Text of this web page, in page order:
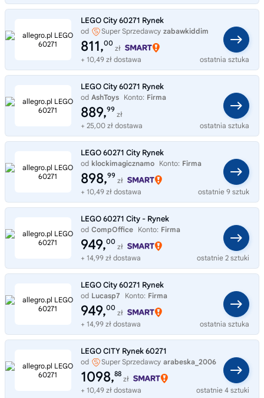
LEGO City 60271 Rynek
od Super Sprzedawcy zabawkiddim
811,00
zł
+ 10,49 zł dostawa
ostatnia sztuka
LEGO City 60271 Rynek
od AshToys Konto: Firma
889,99
zł
+ 25,00 zł dostawa
ostatnia sztuka
LEGO 60271 City Rynek
od klockimagicznamo Konto: Firma
898,99
zł
+ 10,49 zł dostawa
ostatnie 9 sztuk
LEGO 60271 City - Rynek
od CompOffice Konto: Firma
949,00
zł
+ 14,99 zł dostawa
ostatnie 2 sztuki
LEGO City 60271 Rynek
od Lucasp7 Konto: Firma
949,00
zł
+ 14,99 zł dostawa
ostatnia sztuka
LEGO CITY Rynek 60271
od Super Sprzedawcy arabeska_2006
1098,88
zł
+ 10,49 zł dostawa
ostatnie 4 sztuki